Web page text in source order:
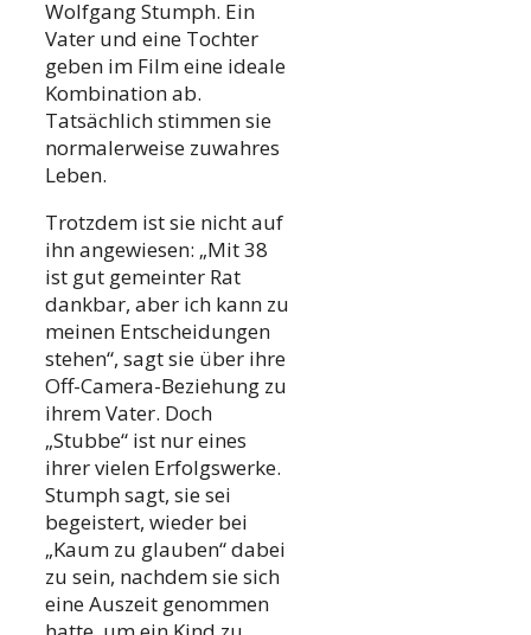
Wolfgang Stumph. Ein
Vater und eine Tochter
geben im Film eine ideale
Kombination ab.
Tatsächlich stimmen sie
normalerweise zuwahres
Leben.
Trotzdem ist sie nicht auf
ihn angewiesen: „Mit 38
ist gut gemeinter Rat
dankbar, aber ich kann zu
meinen Entscheidungen
stehen“, sagt sie über ihre
Off-Camera-Beziehung zu
ihrem Vater. Doch
„Stubbe“ ist nur eines
ihrer vielen Erfolgswerke.
Stumph sagt, sie sei
begeistert, wieder bei
„Kaum zu glauben“ dabei
zu sein, nachdem sie sich
eine Auszeit genommen